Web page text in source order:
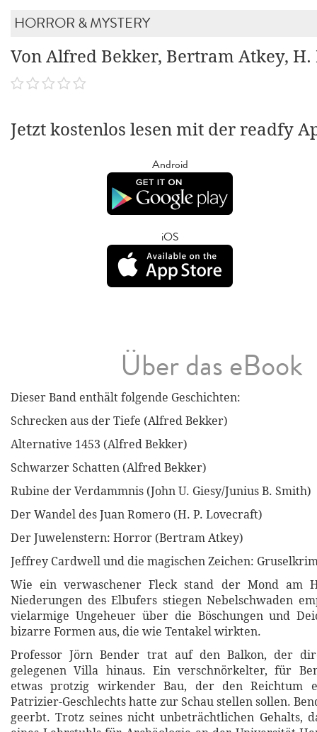
HORROR & MYSTERY
Von Alfred Bekker, Bertram Atkey, H.
Jetzt kostenlos lesen mit der readfy
Android
iOS
Über das eBook
Dieser Band enthält folgende Geschichten:
Schrecken aus der Tiefe (Alfred Bekker)
Alternative 1453 (Alfred Bekker)
Schwarzer Schatten (Alfred Bekker)
Rubine der Verdammnis (John U. Giesy/Junius B. Smith)
Der Wandel des Juan Romero (H. P. Lovecraft)
Der Juwelenstern: Horror (Bertram Atkey)
Jeffrey Cardwell und die magischen Zeichen:
Wie ein verwaschener Fleck stand der Mond am
Niederungen des Elbufers stiegen Nebelschwaden
vielarmige Ungeheuer über die Böschungen und
bizarre Formen aus, die wie Tentakel wirkten.
Professor Jörn Bender trat auf den Balkon, der
gelegenen Villa hinaus. Ein verschnörkelter, für
etwas protzig wirkender Bau, der den Reichtum
Patrizier-Geschlechts hatte zur Schau stellen sollen.
geerbt. Trotz seines nicht unbeträchtlichen Gehalts,